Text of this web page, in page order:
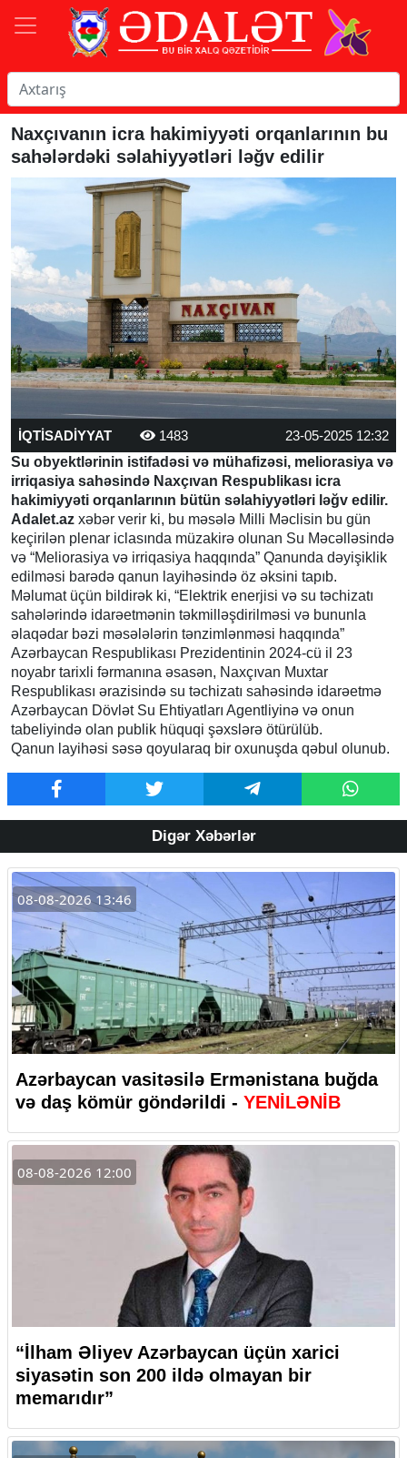
Naxçıvanın icra hakimiyyəti orqanlarının bu
sahələrdəki səlahiyyətləri ləğv edilir
İQTİSADİYYAT 1483
23-05-2025 12:32
Su obyektlərinin istifadəsi və mühafizəsi, meliorasiya və
irriqasiya sahəsində Naxçıvan Respublikası icra
hakimiyyəti orqanlarının bütün səlahiyyətləri ləğv edilir.
Adalet.az xəbər verir ki, bu məsələ Milli Məclisin bu gün
keçirilən plenar iclasında müzakirə olunan Su Məcəlləsində
və “Meliorasiya və irriqasiya haqqında” Qanunda dəyişiklik
edilməsi barədə qanun layihəsində öz əksini tapıb.
Məlumat üçün bildirək ki, “Elektrik enerjisi və su təchizatı
sahələrində idarəetmənin təkmilləşdirilməsi və bununla
əlaqədar bəzi məsələlərin tənzimlənməsi haqqında”
Azərbaycan Respublikası Prezidentinin 2024-cü il 23
noyabr tarixli fərmanına əsasən, Naxçıvan Muxtar
Respublikası ərazisində su təchizatı sahəsində idarəetmə
Azərbaycan Dövlət Su Ehtiyatları Agentliyinə və onun
tabeliyində olan publik hüquqi şəxslərə ötürülüb.
Qanun layihəsi səsə qoyularaq bir oxunuşda qəbul olunub.
Digər Xəbərlər
08-08-2026 13:46
Azərbaycan vasitəsilə Ermənistana buğda
və daş kömür göndərildi - YENİLƏNİB
08-08-2026 12:00
“İlham Əliyev Azərbaycan üçün xarici
siyasətin son 200 ildə olmayan bir
memarıdır”